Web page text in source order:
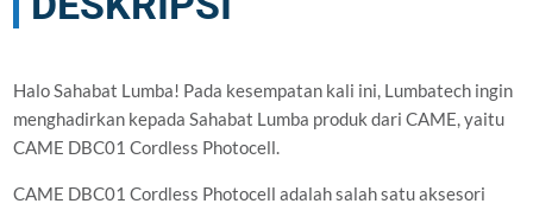
Halo Sahabat Lumba! Pada kesempatan kali ini, Lumbatech ingin
menghadirkan kepada Sahabat Lumba produk dari CAME, yaitu
CAME DBC01 Cordless Photocell.
CAME DBC01 Cordless Photocell adalah salah satu aksesori